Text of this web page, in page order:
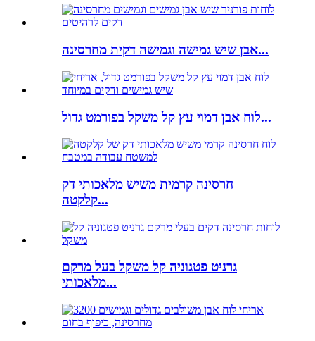
אבן שיש גמישה וגמישה דקית מחרסינה...
לוח אבן דמוי עץ קל משקל בפורמט גדול...
חרסינה קרמית משיש מלאכותי דק
קלקטה...
גרניט פטגוניה קל משקל בעל מרקם
מלאכותי...